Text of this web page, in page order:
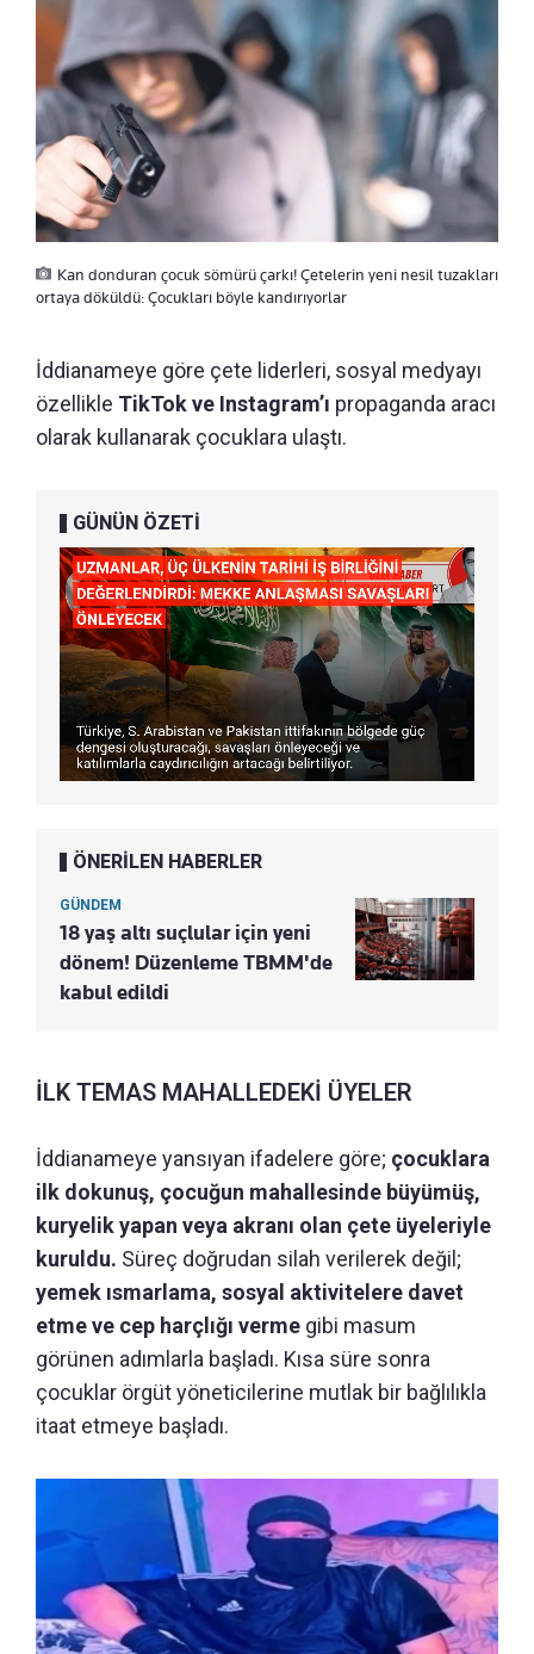
Kan donduran çocuk sömürü çarkı! Çetelerin yeni nesil tuzakları
ortaya döküldü: Çocukları böyle kandırıyorlar
İddianameye göre çete liderleri, sosyal medyayı
özellikle TikTok ve Instagram’ı propaganda aracı
olarak kullanarak çocuklara ulaştı.
GÜNÜN ÖZETİ
ÖNERİLEN HABERLER
GÜNDEM
18 yaş altı suçlular için yeni
dönem! Düzenleme TBMM'de
kabul edildi
İLK TEMAS MAHALLEDEKİ ÜYELER
İddianameye yansıyan ifadelere göre; çocuklara
ilk dokunuş, çocuğun mahallesinde büyümüş,
kuryelik yapan veya akranı olan çete üyeleriyle
kuruldu. Süreç doğrudan silah verilerek değil;
yemek ısmarlama, sosyal aktivitelere davet
etme ve cep harçlığı verme gibi masum
görünen adımlarla başladı. Kısa süre sonra
çocuklar örgüt yöneticilerine mutlak bir bağlılıkla
itaat etmeye başladı.